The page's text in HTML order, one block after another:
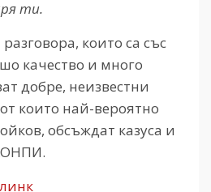
ти.
които са със
качество и много
добре, неизвестни
които най-вероятно
обсъждат казуса и
линк